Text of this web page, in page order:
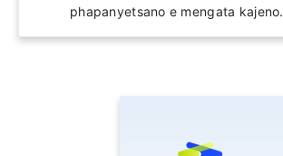
phapanyetsano e mengata kajeno.